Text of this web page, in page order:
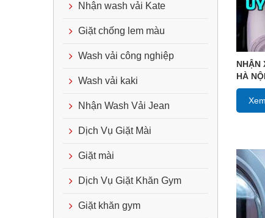
NHẬN
HÀ NỘI
Nhận wash vải Kate
Giặt chống lem màu
Wash vải công nghiệp
Wash vải kaki
Nhận Wash Vải Jean
Dịch Vụ Giặt Mài
Giặt mài
Dịch Vụ Giặt Khăn Gym
Giặt khăn gym